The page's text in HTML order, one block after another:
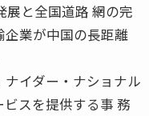
展と全国道路 網の完
業が中国の長距離
イダー・ナショナル
スを提供する事 務